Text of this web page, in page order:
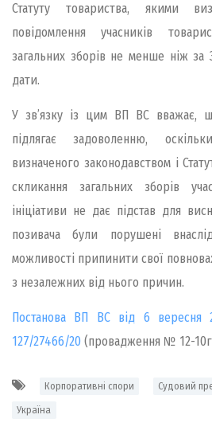
Статуту товариства, якими
повідомлення учасників
загальних зборів не менше ніж за
дати.
У зв’язку із цим ВП ВС вважає,
підлягає задоволенню,
визначеного законодавством і
скликання загальних зборів
ініціативи не дає підстав для
позивача були порушені
можливості припинити свої
з незалежних від нього причин.
Постанова ВП ВС від 6
127/27466/20 (провадження № 12-
Корпоративні спори Судовий
Україна